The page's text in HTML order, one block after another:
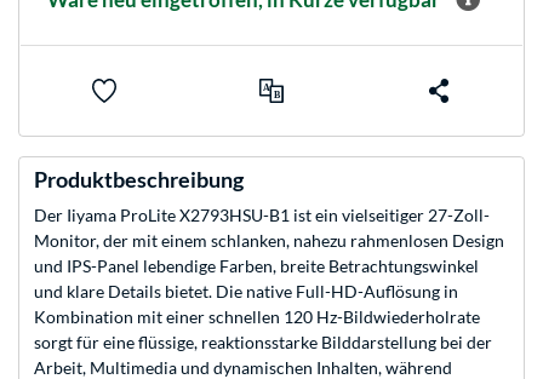
Produktbeschreibung
Der Iiyama ProLite X2793HSU-B1 ist ein vielseitiger 27-Zoll-
Monitor, der mit einem schlanken, nahezu rahmenlosen Design
und IPS-Panel lebendige Farben, breite Betrachtungswinkel
und klare Details bietet. Die native Full-HD-Auflösung in
Kombination mit einer schnellen 120 Hz-Bildwiederholrate
sorgt für eine flüssige, reaktionsstarke Bilddarstellung bei der
Arbeit, Multimedia und dynamischen Inhalten, während